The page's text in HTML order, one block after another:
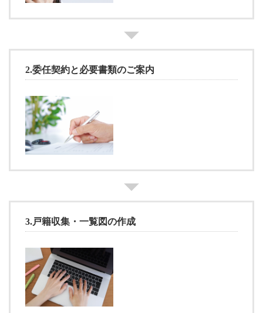
2.委任契約と必要書類のご案内
3.戸籍収集・一覧図の作成